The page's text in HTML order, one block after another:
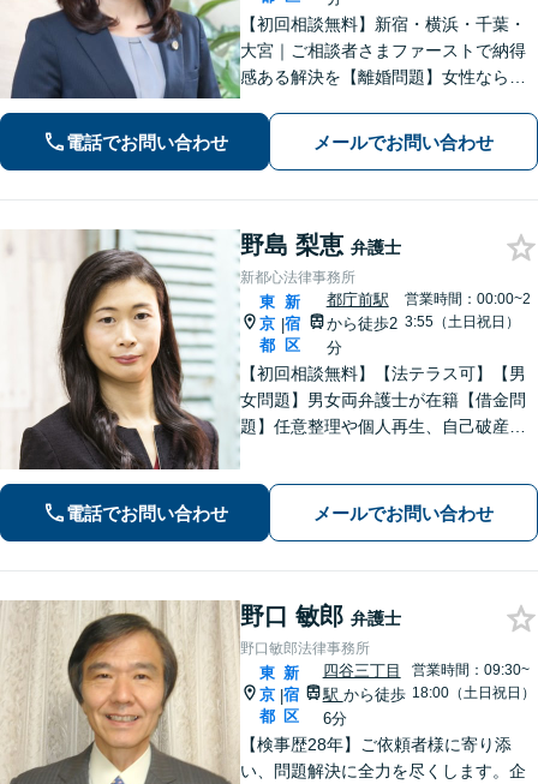
​​【初回相談無料】新宿・横浜・千葉・
大宮｜ご相談者さまファーストで納得
感ある解決を【離婚問題】女性ならで
らご相談ください【相続問題】事務所
相談実績1万件以上！様々な相続トラブ
電話でお問い合わせ メールでお問い合わせ
野島 梨恵 弁護士
新都心法律事務所
東
京
都
|
新
宿
区
都庁前駅
から徒歩2
分
営業時間：00:00~2
3:55（土日祝日）
【初回相談無料】【法テラス可】【男
女問題】男女両弁護士が在籍【借金問
題】任意整理や個人再生、自己破産な
雇、ハラスメント事案に強【夜間・ 休
日面談可】【完全個室】【新宿駅徒歩3
電話でお問い合わせ メールでお問い合わせ
野口 敏郎 弁護士
野口敏郎法律事務所
東
京
都
|
新
宿
区
四谷三丁目
駅 から徒歩
6分
営業時間：09:30~
18:00（土日祝日）
【検事歴28年】ご依頼者様に寄り添
い、問題解決に全力を尽くします。企